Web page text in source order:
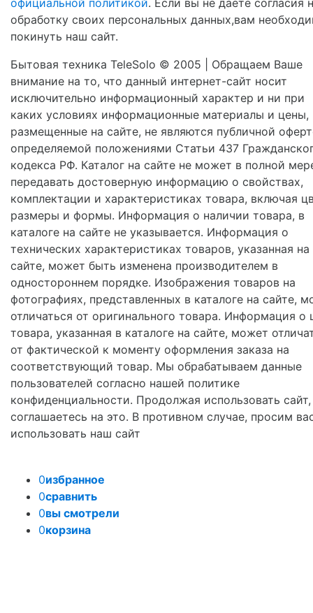
обработку своих персональных данных,вам
покинуть наш сайт.
Бытовая техника TeleSolo © 2005 | Обращаем Ваше
внимание на то, что данный интернет-сайт носит
исключительно информационный характер и ни при
каких условиях информационные материалы и цены,
размещенные на сайте, не являются публичной
определяемой положениями Статьи 437
кодекса РФ. Каталог на сайте не может в полной
передавать достоверную информацию о свойствах,
комплектации и характеристиках товара, включая
размеры и формы. Информация о наличии товара, в
каталоге на сайте не указывается. Информация о
технических характеристиках товаров, указанная на
сайте, может быть изменена производителем в
одностороннем порядке. Изображения товаров на
фотографиях, представленных в каталоге на сайте,
отличаться от оригинального товара. Информация о
товара, указанная в каталоге на сайте, может
от фактической к моменту оформления заказа на
соответствующий товар. Мы обрабатываем данные
пользователей согласно нашей политике
конфиденциальности. Продолжая использовать
соглашаетесь на это. В противном случае, просим
использовать наш сайт
0избранное
0сравнить
0вы смотрели
0корзина